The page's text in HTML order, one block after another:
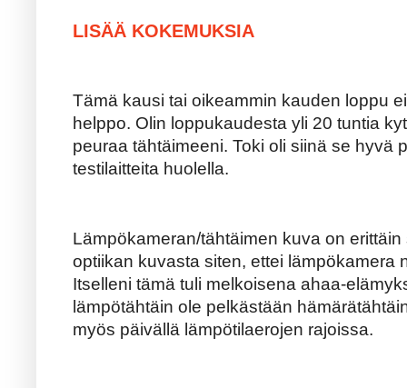
LISÄÄ KOKEMUKSIA
Tämä kausi tai oikeammin kauden loppu
helppo. Olin loppukaudesta yli 20 tuntia
peuraa tähtäimeeni. Toki oli siinä se hyvä
testilaitteita huolella.
Lämpökameran/tähtäimen kuva on
optiikan kuvasta siten, ettei lämpökamera
Itselleni tämä tuli melkoisena ahaa-
lämpötähtäin ole pelkästään
myös päivällä lämpötilaerojen rajoissa.